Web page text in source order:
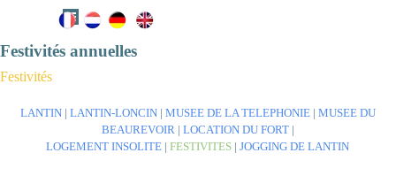
Aller au contenu
Sauter le menu
Festivités annuelles
Festivités
LANTIN | LANTIN-LONCIN | MUSEE DE LA TELEPHONIE | MUSEE DU
BEAUREVOIR | LOCATION DU FORT |
LOGEMENT INSOLITE | FESTIVITES | JOGGING DE LANTIN